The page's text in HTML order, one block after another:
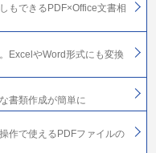
もできるPDF×Office文書相
ExcelやWord形式にも変換
書類作成が簡単に
作で使えるPDFファイルの